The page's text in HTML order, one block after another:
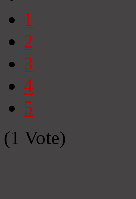
1
2
3
4
5
(1 Vote)